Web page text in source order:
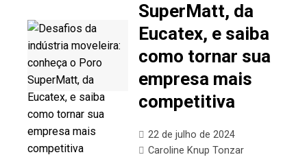
SuperMatt, da
Eucatex, e saiba
como tornar sua
empresa mais
competitiva
22 de julho de 2024
Caroline Knup Tonzar